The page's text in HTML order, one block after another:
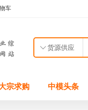
车
宗求购 中模头条